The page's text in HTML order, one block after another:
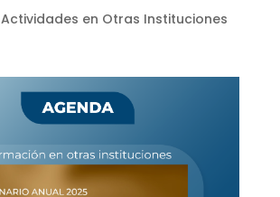
Actividades en Otras Instituciones